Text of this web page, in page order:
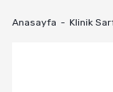
Anasayfa Klinik